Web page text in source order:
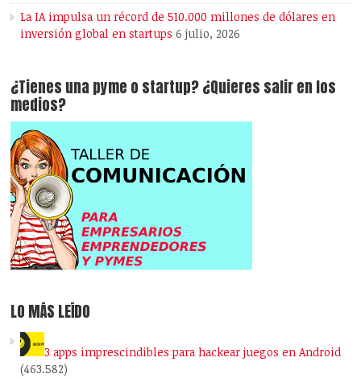
La IA impulsa un récord de 510.000 millones de dólares en
inversión global en startups 6 julio, 2026
¿Tienes una pyme o startup? ¿Quieres salir en los
medios?
LO MÁS LEÍDO
3 apps imprescindibles para hackear juegos en Android
(463.582)